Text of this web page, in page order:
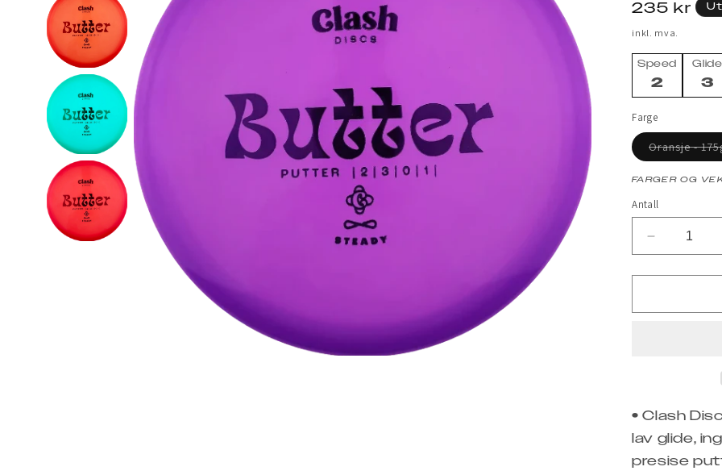
Vanlig
pris
235 kr
inkl. mva.
Speed
2
Glide
3
Farge
Oransje -
FARGER OG
Antall
Senk
• Clash
lav glide,
presise